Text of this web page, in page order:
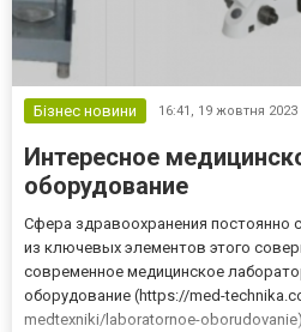
Бізнес новини 16:41, 19 жовтня 2023
Интересное
оборудование
Сфера здравоохранения постоянно
из ключевых элементов этого
современное медицинское
оборудование (https://med-
medtexniki/laboratornoe-